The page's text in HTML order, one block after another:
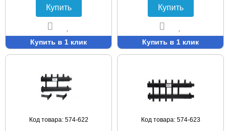
Купить
Купить в 1 клик
Купить
Купить в 1 клик
Код товара: 574-622 Код товара: 574-623